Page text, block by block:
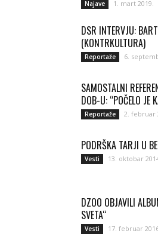
Najave 1. mart 2019.
DSR INTERVJU:
(KONTRKULTURA)
Reportaže 6.
SAMOSTALNI
DOB-U: “POČELO JE
Reportaže 2. februar
PODRŠKA TARJI U
Vesti 13. oktobar
DZOO OBJAVILI
SVETA“
Vesti 17. februar